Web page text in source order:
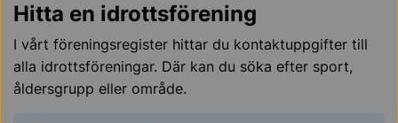
Hitta en idrottsförening
I vårt föreningsregister hittar du kontaktuppgifter till
alla idrottsföreningar. Där kan du söka efter sport,
åldersgrupp eller område.